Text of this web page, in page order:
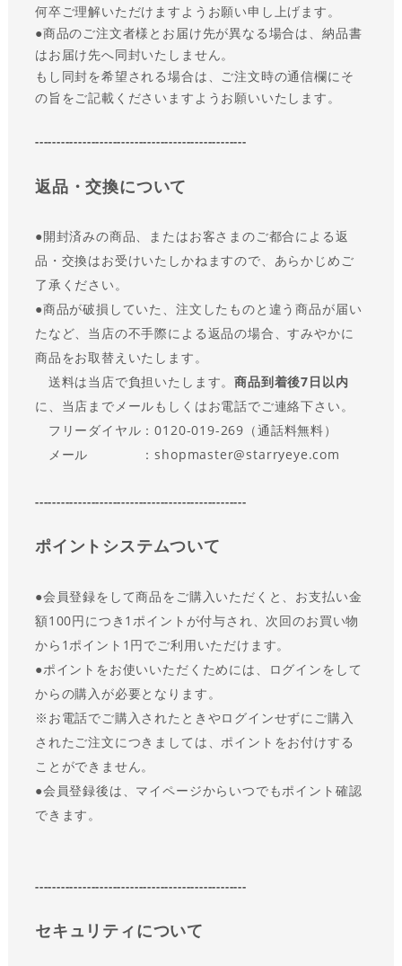
何卒ご理解いただけますようお願い申し上げます。
●商品のご注文者様とお届け先が異なる場合は、納品書
はお届け先へ同封いたしません。
もし同封を希望される場合は、ご注文時の通信欄にそ
の旨をご記載くださいますようお願いいたします。
-------------------------------------------------
返品・交換について
●開封済みの商品、またはお客さまのご都合による返
品・交換はお受けいたしかねますので、あらかじめご
了承ください。
●商品が破損していた、注文したものと違う商品が届い
たなど、当店の不手際による返品の場合、すみやかに
商品をお取替えいたします。
送料は当店で負担いたします。商品到着後7日以内
に、当店までメールもしくはお電話でご連絡下さい。
フリーダイヤル：0120-019-269（通話料無料）
メール ：shopmaster@starryeye.com
-------------------------------------------------
ポイントシステムついて
●会員登録をして商品をご購入いただくと、お支払い金
額100円につき1ポイントが付与され、次回のお買い物
から1ポイント1円でご利用いただけます。
●ポイントをお使いいただくためには、ログインをして
からの購入が必要となります。
※お電話でご購入されたときやログインせずにご購入
されたご注文につきましては、ポイントをお付けする
ことができません。
●会員登録後は、マイページからいつでもポイント確認
できます。
-------------------------------------------------
セキュリティについて